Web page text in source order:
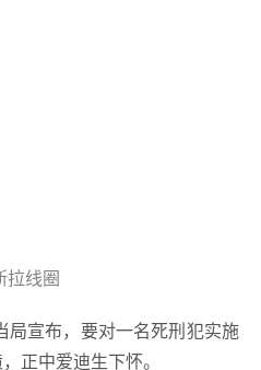
拉线圈
局宣布，要对一名死刑犯实施
正中爱迪生下怀。